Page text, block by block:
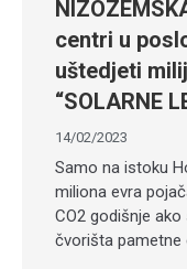
centri u
uštedjeti
“SOLARNE
14/02/2023
Samo na istoku
miliona evra
CO2 godišnje
čvorišta pametne